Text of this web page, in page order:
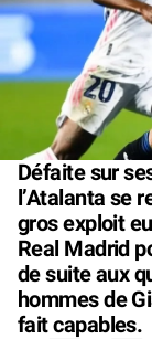
Défaite sur
l’Atalanta se
gros exploit
Real Madrid
de suite aux
hommes de
fait capables.